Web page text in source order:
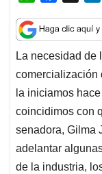
a
t
s
A
p
p
c
e
b
o
o
k
La necesidad de
comercialización
la iniciamos
coincidimos con
senadora, Gilma
adelantar
de la industria,